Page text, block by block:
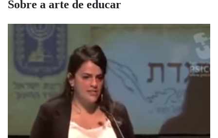
Sobre a arte de educar